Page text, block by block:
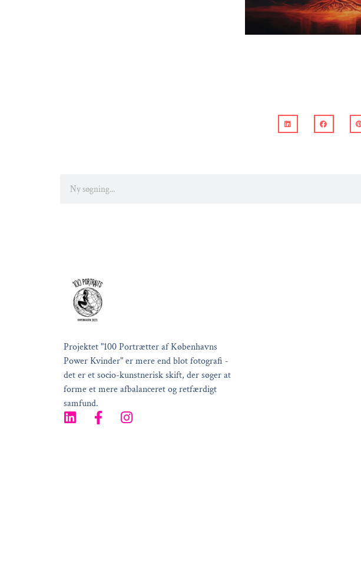
Projektet "100 Portrætter af Københavns
Power Kvinder" er mere end blot fotografi -
det er et socio-kunstnerisk skift, der søger at
forme et mere afbalanceret og retfærdigt
samfund.